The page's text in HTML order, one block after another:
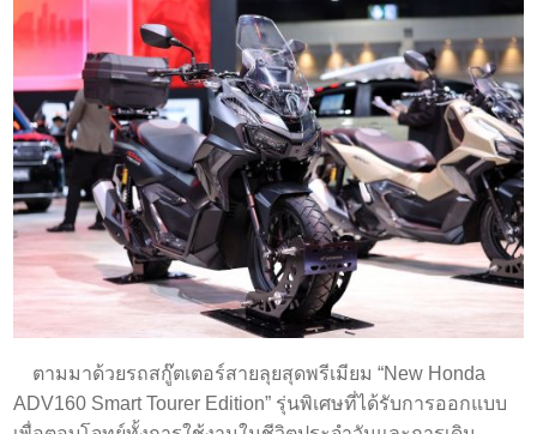
ตามมาด้วยรถสกู๊ตเตอร์สายลุยสุดพรีเมียม “New Honda
ADV160 Smart Tourer Edition” รุ่นพิเศษที่ได้รับการออกแบบ